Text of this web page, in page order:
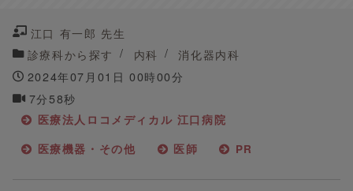
江口 有一郎 先生
診療科から探す
内科
消化器内科
2024年07月01日 00時00分
7分58秒
医療法人ロコメディカル 江口病院
医療機器・その他
医師 PR